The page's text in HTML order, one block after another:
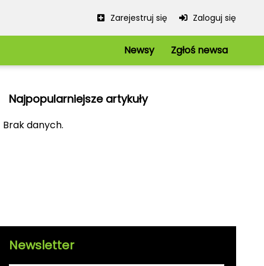
Zarejestruj się Zaloguj się
Serwis
Regulamin
Newsy Zgłoś newsa
Najpopularniejsze artykuły
Brak danych.
Newsletter